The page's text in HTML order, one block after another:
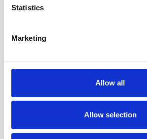
Statistics
Marketing
Allow all
Allow selection